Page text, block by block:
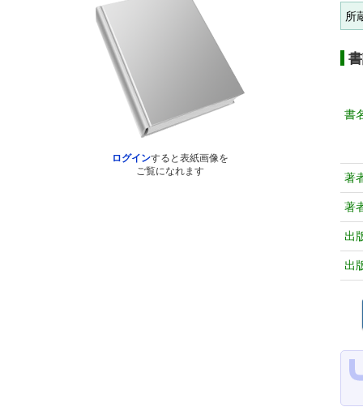
ログインすると表紙画像を
ご覧になれます
所
書
著
著
出
出